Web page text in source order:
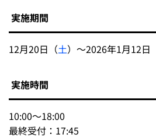
実施期間
12月20日（土）～2026年1月12日
実施時間
10:00～18:00
最終受付：17:45